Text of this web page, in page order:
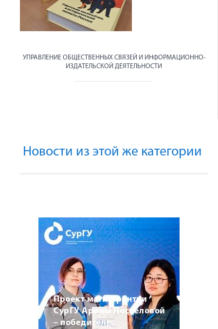
УПРАВЛЕНИЕ ОБЩЕСТВЕННЫХ СВЯЗЕЙ И ИНФОРМАЦИОННО-
ИЗДАТЕЛЬСКОЙ ДЕЯТЕЛЬНОСТИ
Новости из этой же категории
Проект магистрантки
СурГУ Арины Поспеловой
– победитель